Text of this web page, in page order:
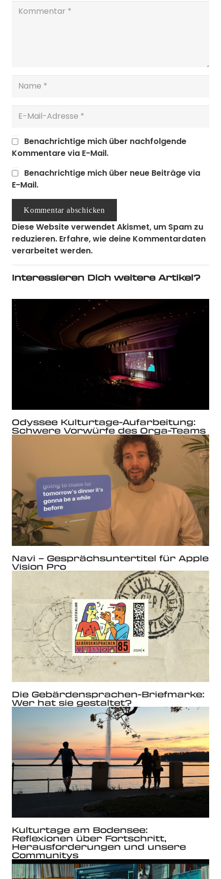
Benachrichtige mich über nachfolgende
Kommentare via E-Mail.
Benachrichtige mich über neue Beiträge via
E-Mail.
Kommentar abschicken
Diese Website verwendet Akismet, um Spam zu
reduzieren. Erfahre, wie deine Kommentardaten
verarbeitet werden.
Interessieren Dich weitere Artikel?
Odyssee Kulturtage-Aufarbeitung:
Schwere Vorwürfe des Orga-Teams
Navi – Gesprächsuntertitel für Apple
Vision Pro
Die Gebärdensprachen-Briefmarke:
Wer hat sie gestaltet?
Kulturtage am Bodensee:
Reflexionen über Fortschritt,
Herausforderungen und unsere
Communitys